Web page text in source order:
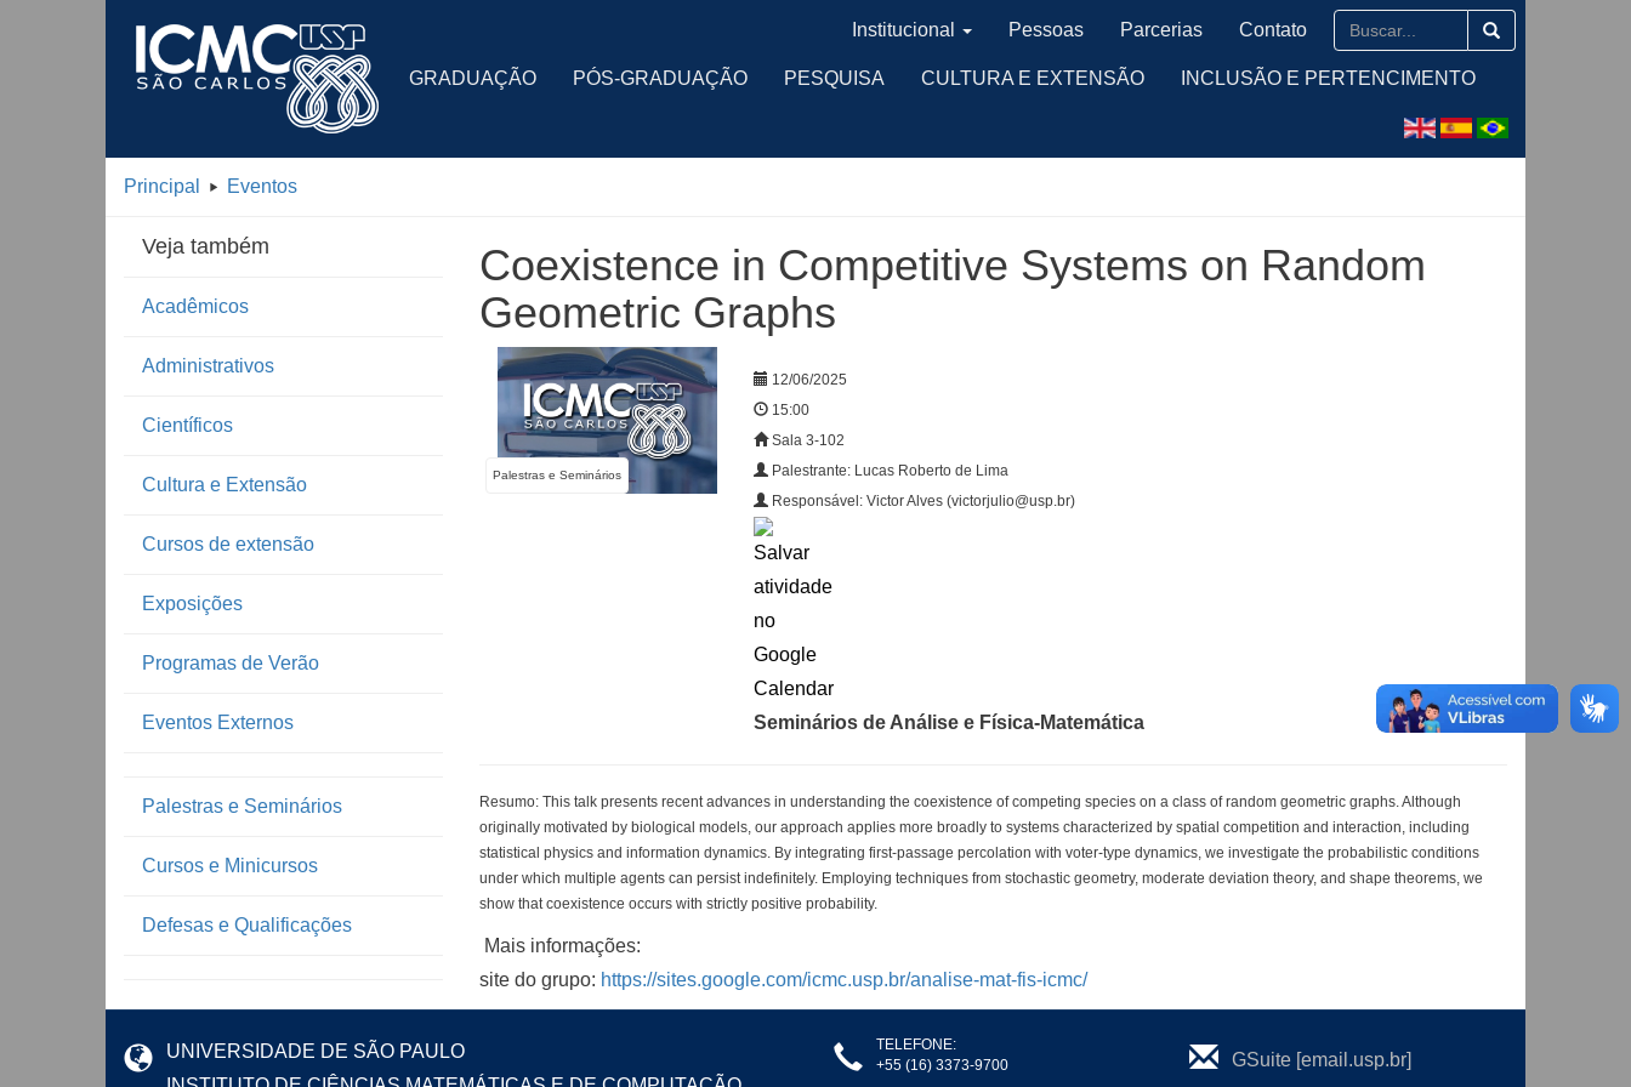
GRADUAÇÃO PÓS-GRADUAÇÃO PESQUISA CULTURA E EXTENSÃO INCLUSÃO E PERTENCIMENTO
Institucional Pessoas Parcerias Contato
Principal Eventos
Veja também
Acadêmicos
Administrativos
Científicos
Cultura e Extensão
Cursos de extensão
Exposições
Programas de Verão
Eventos Externos
Palestras e Seminários
Cursos e Minicursos
Defesas e Qualificações
Coexistence in Competitive Systems on Random
Geometric Graphs
Palestras e Seminários
12/06/2025
15:00
Sala 3-102
Palestrante: Lucas Roberto de Lima
Responsável: Victor Alves (victorjulio@usp.br)
Seminários de Análise e Física-Matemática
Resumo: This talk presents recent advances in understanding the coexistence of competing species on a class of random geometric graphs. Although
originally motivated by biological models, our approach applies more broadly to systems characterized by spatial competition and interaction, including
statistical physics and information dynamics. By integrating first-passage percolation with voter-type dynamics, we investigate the probabilistic conditions
under which multiple agents can persist indefinitely. Employing techniques from stochastic geometry, moderate deviation theory, and shape theorems, we
show that coexistence occurs with strictly positive probability.
Mais informações:
site do grupo: https://sites.google.com/icmc.usp.br/analise-mat-fis-icmc/
UNIVERSIDADE DE SÃO PAULO
TELEFONE:
+55 (16) 3373-9700
GSuite [email.usp.br]